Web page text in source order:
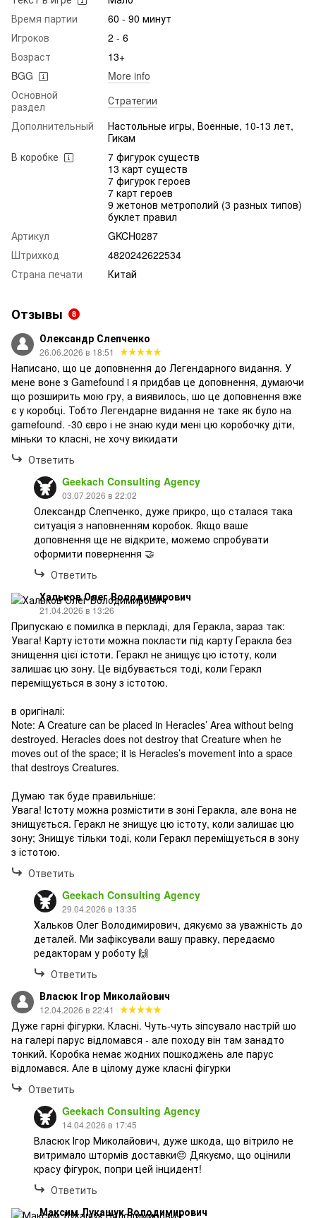
Время партии
60 - 90 минут
Игроков
2 - 6
Возраст
13+
BGG
More info
Основной
раздел
Стратегии
Дополнительный
Настольные игры, Военные, 10-13 лет,
Гикам
В коробке
7 фигурок существ
13 карт существ
7 фигурок героев
7 карт героев
9 жетонов метрополий (3 разных типов)
буклет правил
Артикул
GKCH0287
Штрихкод
4820242622534
Страна печати
Китай
Отзывы 8
Олександр Слепченко
26.06.2026 в 18:51
Написано, що це доповнення до Легендарного видання. У
мене воне з Gamefound i я придбав це доповнення, думаючи
що розширить мою гру, а виявилось, шо це доповнення вже
є у коробці. Тобто Легендарне видання не таке як було на
gamefound. -30 євро і не знаю куди мені цю коробочку діти,
міньки то класні, не хочу викидати
Ответить
Geekach Consulting Agency
03.07.2026 в 22:02
Олександр Слепченко, дуже прикро, що сталася така
ситуація з наповненням коробок. Якщо ваше
доповнення ще не відкрите, можемо спробувати
оформити повернення 🤝
Ответить
Хальков Олег Володимирович
21.04.2026 в 13:26
Припускаю є помилка в перкладі, для Геракла, зараз так:
Увага! Карту істоти можна покласти під карту Геракла без
знищення цієї істоти. Геракл не знищує цю істоту, коли
залишає цю зону. Це відбувається тоді, коли Геракл
переміщується в зону з істотою.
в оригіналі:
Note: A Creature can be placed in Heracles’ Area without being
destroyed. Heracles does not destroy that Creature when he
moves out of the space; it is Heracles’s movement into a space
that destroys Creatures.
Думаю так буде правильніше:
Увага! Істоту можна розмістити в зоні Геракла, але вона не
знищується. Геракл не знищує цю істоту, коли залишає цю
зону; Знищує тільки тоді, коли Геракл переміщується в зону
з істотою.
Ответить
Geekach Consulting Agency
29.04.2026 в 13:35
Хальков Олег Володимирович, дякуємо за уважність до
деталей. Ми зафіксували вашу правку, передаємо
редакторам у роботу 🙌
Ответить
Власюк Ігор Миколайович
12.04.2026 в 22:41
Дуже гарні фігурки. Класні. Чуть-чуть зіпсувало настрій шо
на галері парус відломався - але походу він там занадто
тонкий. Коробка немає жодних пошкоджень але парус
відломався. Але в цілому дуже класні фігурки
Ответить
Geekach Consulting Agency
14.04.2026 в 17:45
Власюк Ігор Миколайович, дуже шкода, що вітрило не
витримало штормів доставки😔 Дякуємо, що оцінили
красу фігурок, попри цей інцидент!
Ответить
Максим Лукашук Володимирович